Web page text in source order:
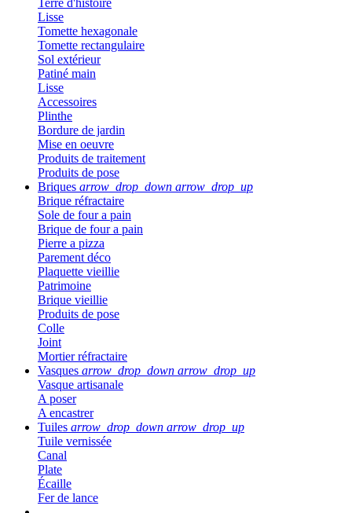
Lisse
Tomette hexagonale
Tomette rectangulaire
Sol extérieur
Patiné main
Lisse
Accessoires
Plinthe
Bordure de jardin
Mise en oeuvre
Produits de traitement
Produits de pose
Briques arrow_drop_down arrow_drop_up
Brique réfractaire
Sole de four a pain
Brique de four a pain
Pierre a pizza
Parement déco
Plaquette vieillie
Patrimoine
Brique vieillie
Produits de pose
Colle
Joint
Mortier réfractaire
Vasques arrow_drop_down arrow_drop_up
Vasque artisanale
A poser
A encastrer
Tuiles arrow_drop_down arrow_drop_up
Tuile vernissée
Canal
Plate
Écaille
Fer de lance